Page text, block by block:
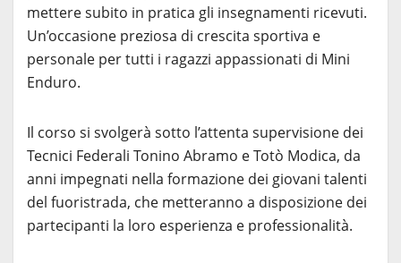
mettere subito in pratica gli insegnamenti ricevuti.
Un’occasione preziosa di crescita sportiva e
personale per tutti i ragazzi appassionati di Mini
Enduro.
Il corso si svolgerà sotto l’attenta supervisione dei
Tecnici Federali Tonino Abramo eTotò Modica, da
anni impegnati nella formazione dei giovani talenti
del fuoristrada, che metteranno a disposizione dei
partecipanti la loro esperienza e professionalità.